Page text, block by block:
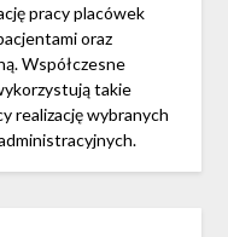
pracy placówek
oraz
Współczesne
takie
realizację wybranych